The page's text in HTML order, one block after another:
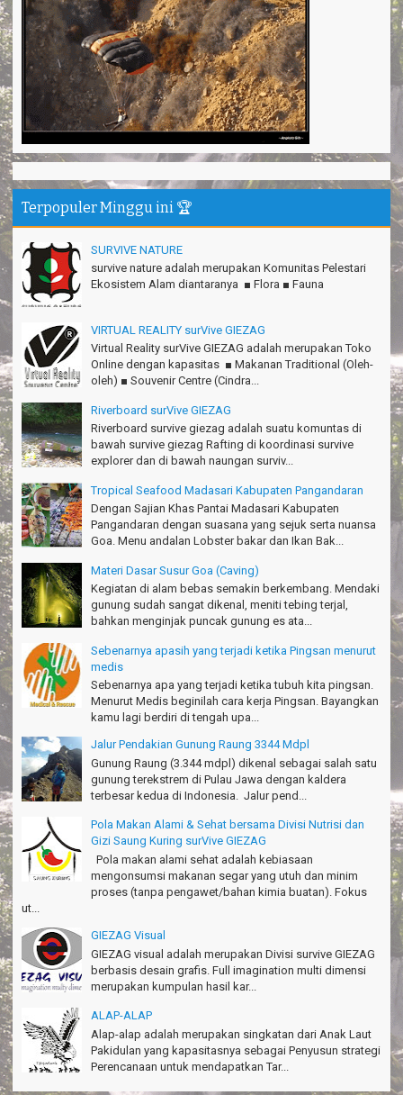
Shella - Semarang
Haturnuhun Kang Ali Gn.Salamet seru lho
Nadia - Bandung
Puas deh adventure disini,thanks lo!
Anita - Bandung
Mind managementnya mantap!
Tiara - Bandung
Gn.Semeru mantap, Thanks gan!
Matius Sinaga - Lampung
Gn.Ciremai seru banget
Ridwan - Bekasi
Pokonya seru, Amazing gmana?!
Susi - Cimahi
Thanks Gn.Ciremai mantap
Rian - Surabaya
Thanks!Green canyon Amazing
William - Singapore
TRIms Team surVive atas panduan wisata Kabupaten
Pangandaran
Jacky - Depok
Haturnuhun kang Arief, Citumang seru!
Risna - Garut
TRIms surVive GIEZAG telah menemani kami ke Gn.Semeru.
Salam lestari!
Tapak Adventure Club - Bandung Barat
Thanks!
Michael - Sydney
Thanks Bodyrafting Green canyon, extreme, enjoy dan seru
Santoso - Kudus
Seru banget Pantai Batukaras!
エキサイティングなツアー。ありがとう Arief Pangandaran
Nakata-Osaka Japan
Hiromi - Fukusima Japan
Terpopuler Minggu ini 🏆
SURVIVE NATURE
survive nature adalah merupakan Komunitas Pelestari
Ekosistem Alam diantaranya ■ Flora ■ Fauna
VIRTUAL REALITY surVive GIEZAG
Virtual Reality surVive GIEZAG adalah merupakan Toko
Online dengan kapasitas ■ Makanan Traditional (Oleh-
oleh) ■ Souvenir Centre (Cindra...
Riverboard surVive GIEZAG
Riverboard survive giezag adalah suatu komuntas di
bawah survive giezag Rafting di koordinasi survive
explorer dan di bawah naungan surviv...
Tropical Seafood Madasari Kabupaten Pangandaran
Dengan Sajian Khas Pantai Madasari Kabupaten
Pangandaran dengan suasana yang sejuk serta nuansa
Goa. Menu andalan Lobster bakar dan Ikan Bak...
Materi Dasar Susur Goa (Caving)
Kegiatan di alam bebas semakin berkembang. Mendaki
gunung sudah sangat dikenal, meniti tebing terjal,
bahkan menginjak puncak gunung es ata...
Sebenarnya apasih yang terjadi ketika Pingsan menurut
medis
Sebenarnya apa yang terjadi ketika tubuh kita pingsan.
Menurut Medis beginilah cara kerja Pingsan. Bayangkan
kamu lagi berdiri di tengah upa...
Jalur Pendakian Gunung Raung 3344 Mdpl
Gunung Raung (3.344 mdpl) dikenal sebagai salah satu
gunung terekstrem di Pulau Jawa dengan kaldera
terbesar kedua di Indonesia. Jalur pend...
Pola Makan Alami & Sehat bersama Divisi Nutrisi dan
Gizi Saung Kuring surVive GIEZAG
Pola makan alami sehat adalah kebiasaan
mengonsumsi makanan segar yang utuh dan minim
proses (tanpa pengawet/bahan kimia buatan). Fokus
ut...
GIEZAG Visual
GIEZAG visual adalah merupakan Divisi survive GIEZAG
berbasis desain grafis. Full imagination multi dimensi
merupakan kumpulan hasil kar...
ALAP-ALAP
Alap-alap adalah merupakan singkatan dari Anak Laut
Pakidulan yang kapasitasnya sebagai Penyusun strategi
Perencanaan untuk mendapatkan Tar...